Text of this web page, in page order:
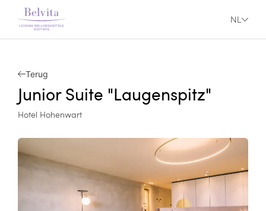
NL
Terug
Junior Suite "Laugenspitz"
Hotel Hohenwart